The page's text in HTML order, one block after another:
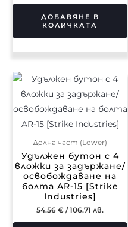
ДОБАВЯНЕ В
КОЛИЧКАТА
Долна част (Lower)
Удължен бутон с 4
вложки за задържане/
освобождаване на
болта AR-15 [Strike
Industries]
54.56€ / 106.71 лв.